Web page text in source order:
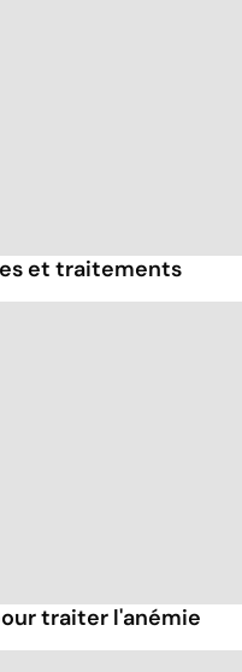
et traitements
traiter l'anémie